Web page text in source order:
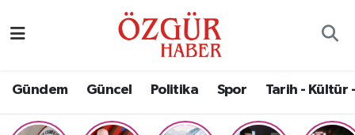
Gündem Güncel Politika Spor Tarih - Kültür
Nöbetçi Eczaneler